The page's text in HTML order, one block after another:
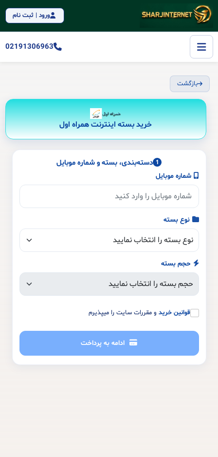
ورود | ثبت نام
02191306963
بازگشت
خرید بسته اینترنت همراه اول
1 دسته‌بندی، بسته و شماره موبایل
شماره موبایل
نوع بسته
حجم بسته
قوانین خرید و مقررات سایت را میپذیرم
ادامه به پرداخت